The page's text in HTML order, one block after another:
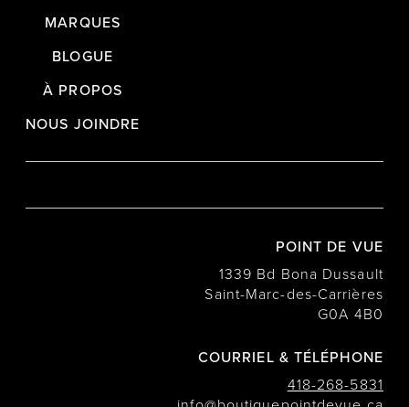
MARQUES
BLOGUE
À PROPOS
NOUS JOINDRE
POINT DE VUE
1339 Bd Bona Dussault
Saint-Marc-des-Carrières
G0A 4B0
COURRIEL & TÉLÉPHONE
418-268-5831